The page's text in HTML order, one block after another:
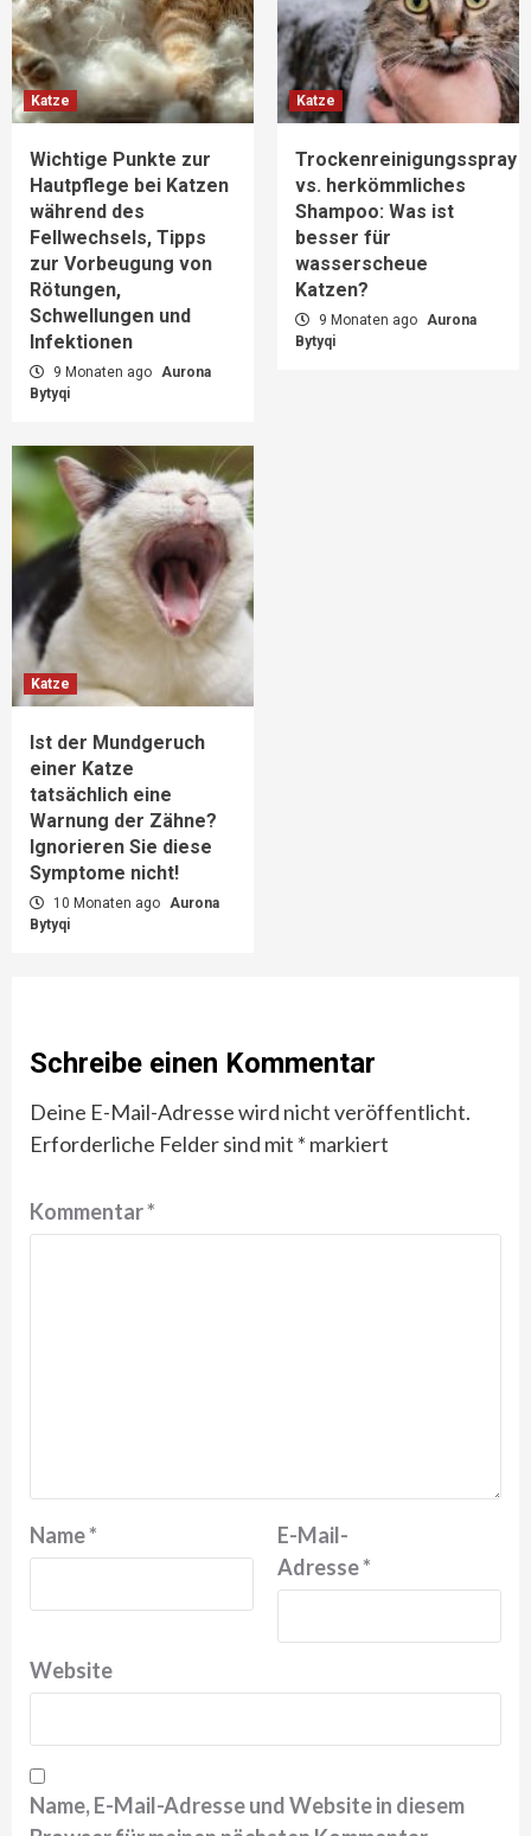
Katze
Wichtige Punkte zur
Hautpflege bei Katzen
während des
Fellwechsels, Tipps
zur Vorbeugung von
Rötungen,
Schwellungen und
Infektionen
9 Monaten ago Aurona
Bytyqi
Katze
Trockenreinigungsspray
vs. herkömmliches
Shampoo: Was ist
besser für
wasserscheue
Katzen?
9 Monaten ago Aurona
Bytyqi
Katze
Ist der Mundgeruch
einer Katze
tatsächlich eine
Warnung der Zähne?
Ignorieren Sie diese
Symptome nicht!
10 Monaten ago Aurona
Bytyqi
Schreibe einen Kommentar
Deine E-Mail-Adresse wird nicht veröffentlicht.
Erforderliche Felder sind mit * markiert
Kommentar*
Name*
E-Mail-
Adresse*
Website
Name, E-Mail-Adresse und Website in diesem